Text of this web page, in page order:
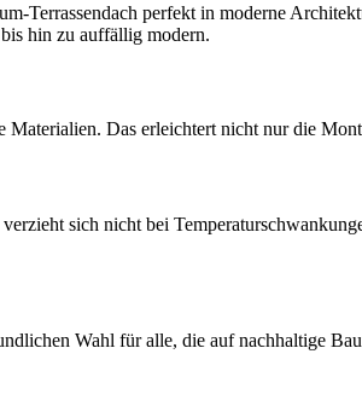
Terrassendach perfekt in moderne
hin zu auffällig modern.
Das erleichtert nicht nur die
sich nicht bei
Wahl für alle, die auf nachhaltige